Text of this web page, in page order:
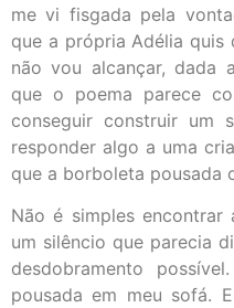
me vi fisgada pela
que a própria Adélia quis
não vou alcançar, dada
que o poema parece
conseguir construir um
responder algo a uma
que a borboleta pousada
Não é simples
um silêncio que parecia
desdobramento
pousada em meu sofá.